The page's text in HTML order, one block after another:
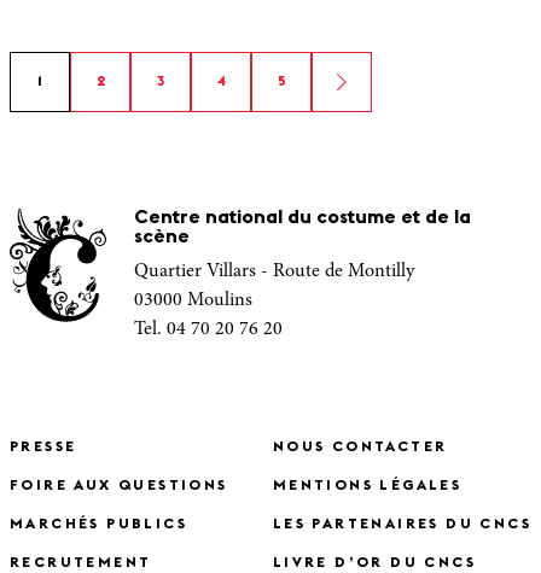
1 2 3 4 5
Centre national du costume et de la
scène
Quartier Villars - Route de Montilly
03000 Moulins
Tel. 04 70 20 76 20
PRESSE
FOIRE AUX QUESTIONS
MARCHÉS PUBLICS
RECRUTEMENT
NOUS CONTACTER
MENTIONS LÉGALES
LES PARTENAIRES DU CNCS
LIVRE D’OR DU CNCS